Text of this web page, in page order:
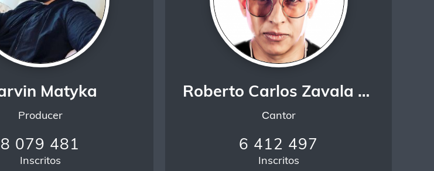
Matyka
Producer
8 079 481
Inscritos
Roberto Carlos Zavala Vasquez
Сantor
6 412 497
Inscritos